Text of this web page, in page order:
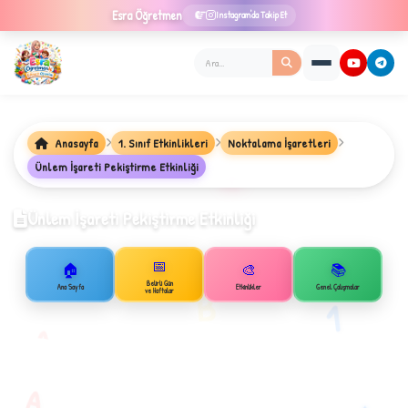
Esra Öğretmen Instagram'da Takip Et
B
Anasayfa 1. Sınıf Etkinlikleri
Noktalama İşaretleri
Ünlem İşareti Pekiştirme Etkinliği
Ünlem İşareti Pekiştirme Etkinliği
🏠
Ana Sayfa
📅
Belirli Gün
ve Haftalar
🎨
Etkinlikler
📚
Genel Çalışmalar
1